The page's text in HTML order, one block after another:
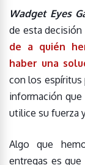
Wadget Eyes
de esta
de a quién
haber una
con los espíritus
información
utilice su fuerza
Algo que
entregas es que